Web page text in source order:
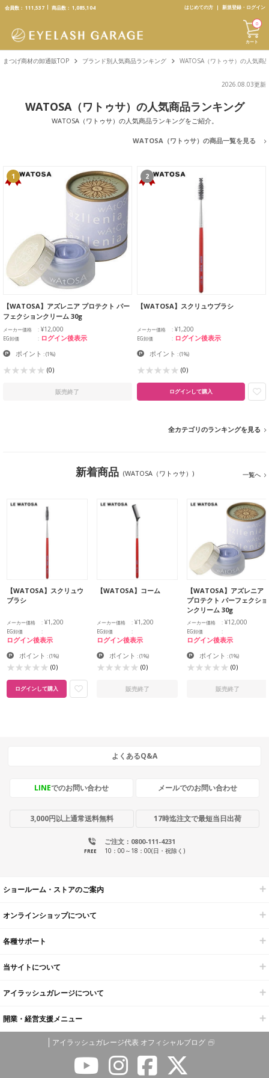
text.skipToContent
text.skipToNavigation
会員数： 111,537 商品数： 1,085,104 はじめての方 新規登録・ログイン
カート
0
まつげ商材の卸通販TOP ブランド別人気商品ランキング WATOSA（ワトゥサ）の人気商
2026.08.03更新
WATOSA（ワトゥサ）の人気商品ランキング
WATOSA（ワトゥサ）の人気商品ランキングをご紹介。
WATOSA（ワトゥサ）の商品一覧を見る
1
【WATOSA】アズレニア プロテクト パー
フェクションクリーム 30g
メーカー価格 ¥12,000
EG卸価 ログイン後表示
ポイント :(1%)
(0)
販売終了
2
【WATOSA】スクリュウブラシ
メーカー価格 ¥1,200
EG卸価 ログイン後表示
ポイント :(1%)
(0)
ログインして購入
全カテゴリのランキングを見る
新着商品 (WATOSA（ワトゥサ）) 一覧へ
【WATOSA】スクリュウ
ブラシ
メーカー価格 ¥1,200
EG卸価
ログイン後表示
ポイント :(1%)
(0)
ログインして購入
【WATOSA】コーム
メーカー価格 ¥1,200
EG卸価
ログイン後表示
ポイント :(1%)
(0)
販売終了
【WATOSA】アズレニア
プロテクト パーフェクショ
ンクリーム 30g
メーカー価格 ¥12,000
EG卸価
ログイン後表示
ポイント :(1%)
(0)
販売終了
よくあるQ&A
LINEでのお問い合わせ メールでのお問い合わせ
3,000円以上通常送料無料 17時迄注文で最短当日出荷
ご注文：0800-111-4231
FREE 10：00～18：00(日・祝除く)
ショールーム・ストアのご案内
オンラインショップについて
各種サポート
当サイトについて
アイラッシュガレージについて
開業・経営支援メニュー
アイラッシュガレージ代表 オフィシャルブログ